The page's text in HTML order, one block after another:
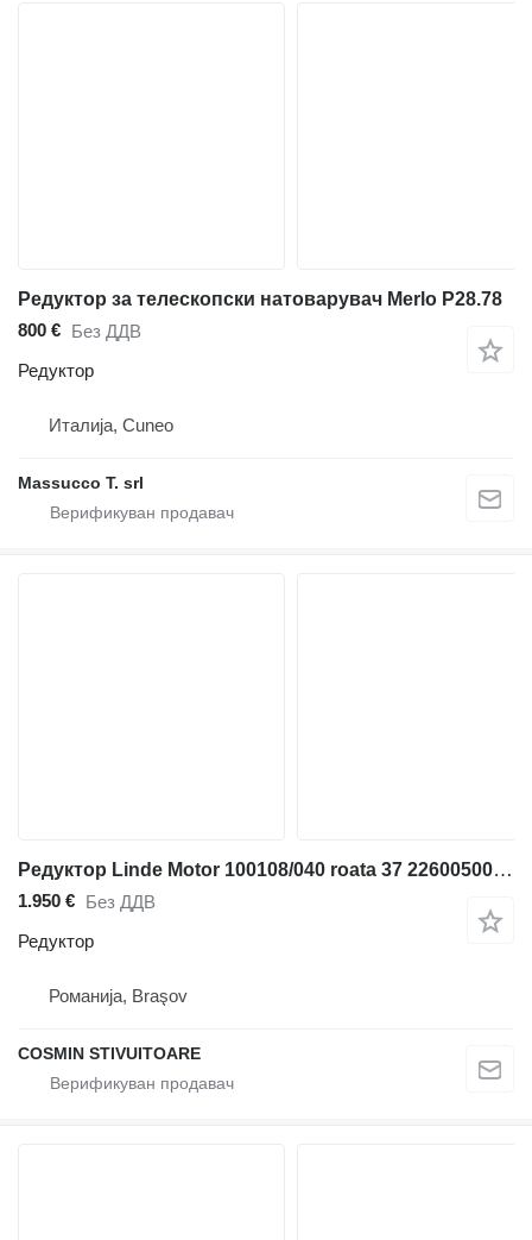
Редуктор за телескопски натоварувач Merlo P28.78
800 € Без ДДВ
Редуктор
Италија, Cuneo
Massucco T. srl
Редуктор Linde Motor 100108/040 roata 37 22600500 за дизел вилушкар
1.950 € Без ДДВ
Редуктор
Романија, Braşov
COSMIN STIVUITOARE